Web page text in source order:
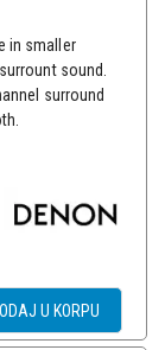
in smaller
sound.
surround
U KORPU